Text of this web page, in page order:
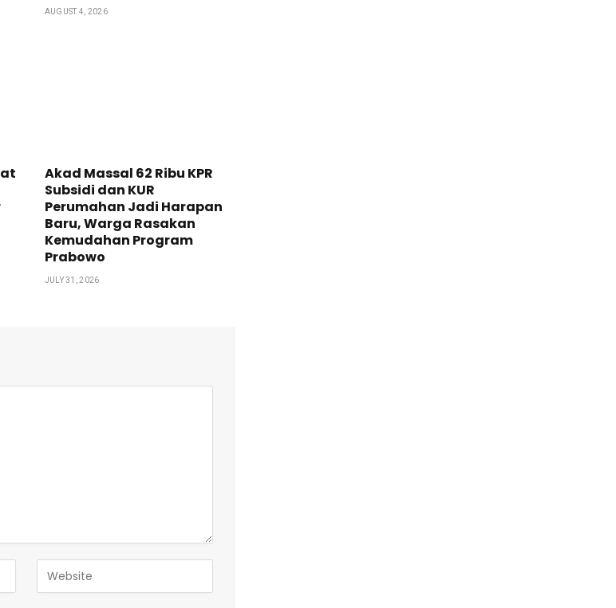
AUGUST 4, 2026
Akad Massal 62 Ribu KPR
Subsidi dan KUR
Perumahan Jadi Harapan
Baru, Warga Rasakan
Kemudahan Program
Prabowo
JULY 31, 2026